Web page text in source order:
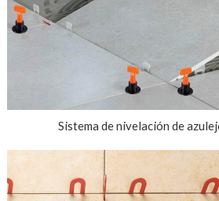
Sistema de nivelación de